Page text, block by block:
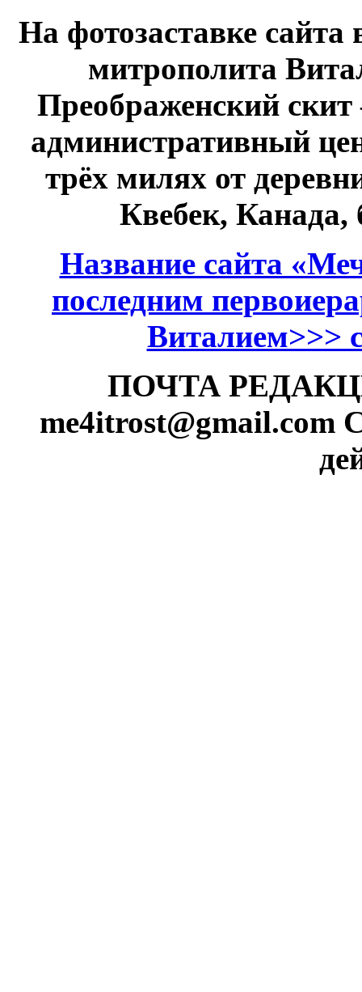
На фотозаставке сайта
митрополита
Преображенский
административный
трёх милях от
Квебек,
Название сайта
последним
Виталием>>>
ПОЧТА
me4itrost@gmail.com